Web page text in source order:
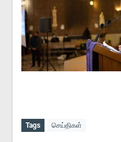
Tags செய்திகள்